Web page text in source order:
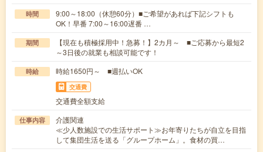
時間
9:00～18:00（休憩60分）■ご希望があれば下記シフトも
OK！早番 7:00～16:00遅番 …
期間
【現在も積極採用中！急募！】2カ月～ ■ご応募から最短2
～3日後の就業も相談可能です！
時給 時給1650円～ ■週払いOK
交通費
交通費全額支給
仕事内容
介護関連
≪少人数施設での生活サポート≫お年寄りたちが自立を目指
して集団生活を送る「グループホーム」。食材の買…